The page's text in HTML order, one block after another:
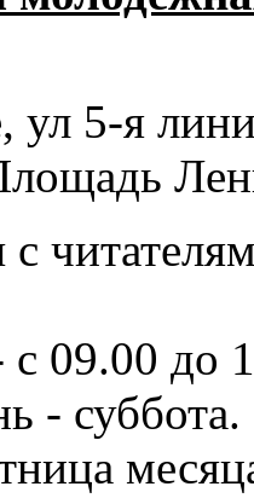
, ул 5-я
с 09.00 до
- суббота.